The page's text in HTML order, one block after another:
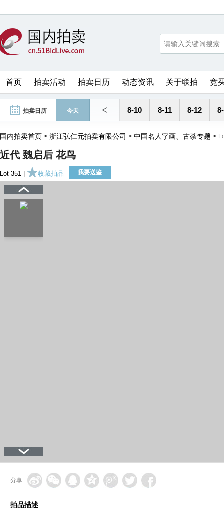
首页 拍卖活动 拍卖日历 动态资讯 关于联拍 竞
拍卖日历 今天 < 8-10 8-11 8-12
国内拍卖首页 > 浙江弘仁元拍卖有限公司 > 中国名人字画、古荼专题 >
近代 魏启后 花鸟
Lot 351 | 收藏拍品 我要送鉴
分享
拍品描述